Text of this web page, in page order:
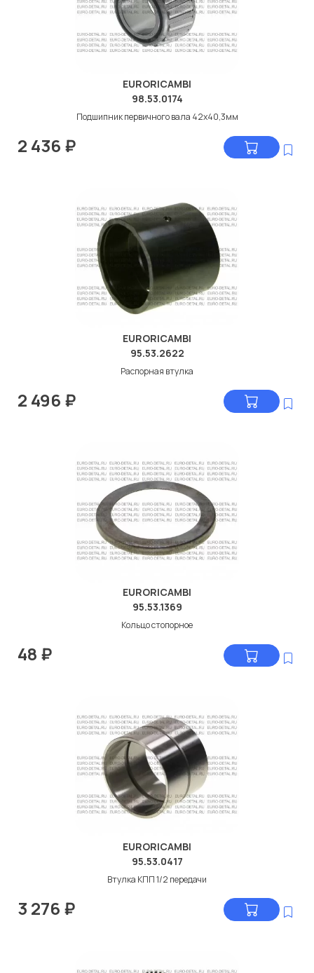
EURORICAMBI
98.53.0174
Подшипник первичного вала 42x40,3мм
2 436 ₽
EURORICAMBI
95.53.2622
Распорная втулка
2 496 ₽
EURORICAMBI
95.53.1369
Кольцо стопорное
48 ₽
EURORICAMBI
95.53.0417
Втулка КПП 1/2 передачи
3 276 ₽